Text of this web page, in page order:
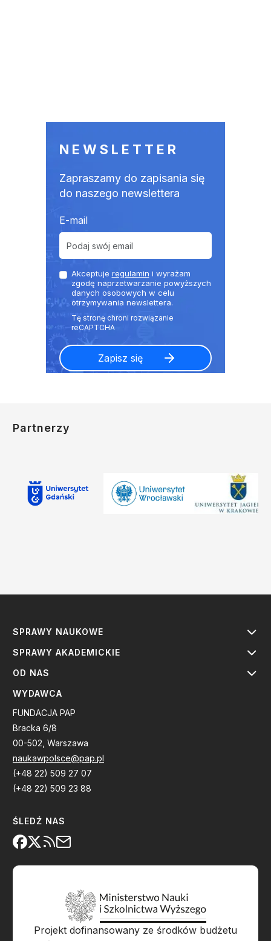
NEWSLETTER
Zapraszamy do zapisania się
do naszego newslettera
E-mail
Akceptuje regulamin i wyrażam
zgodę naprzetwarzanie powyższych
danych osobowych w celu
otrzymywania newslettera.
Partnerzy
SPRAWY NAUKOWE
SPRAWY AKADEMICKIE
OD NAS
WYDAWCA
FUNDACJA PAP
Bracka 6/8
00-502, Warszawa
naukawpolsce@pap.pl
(+48 22) 509 27 07
(+48 22) 509 23 88
ŚLEDŹ NAS
Projekt dofinansowany ze środków budżetu